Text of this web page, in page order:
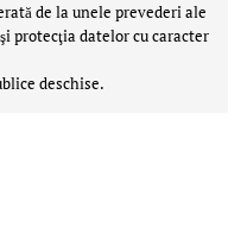
de la unele prevederi ale
protecţia datelor cu caracter
deschise.